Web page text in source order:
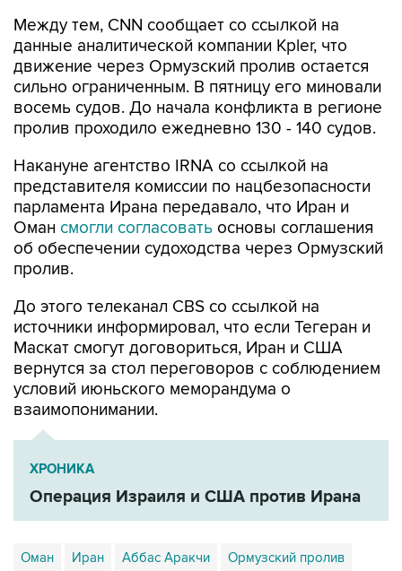
Между тем, CNN сообщает со ссылкой на
данные аналитической компании Kpler, что
движение через Ормузский пролив остается
сильно ограниченным. В пятницу его миновали
восемь судов. До начала конфликта в регионе
пролив проходило ежедневно 130 - 140 судов.
Накануне агентство IRNA со ссылкой на
представителя комиссии по нацбезопасности
парламента Ирана передавало, что Иран и
Оман смогли согласовать основы соглашения
об обеспечении судоходства через Ормузский
пролив.
До этого телеканал CBS со ссылкой на
источники информировал, что если Тегеран и
Маскат смогут договориться, Иран и США
вернутся за стол переговоров с соблюдением
условий июньского меморандума о
взаимопонимании.
ХРОНИКА
Операция Израиля и США против Ирана
Оман Иран Аббас Аракчи Ормузский пролив